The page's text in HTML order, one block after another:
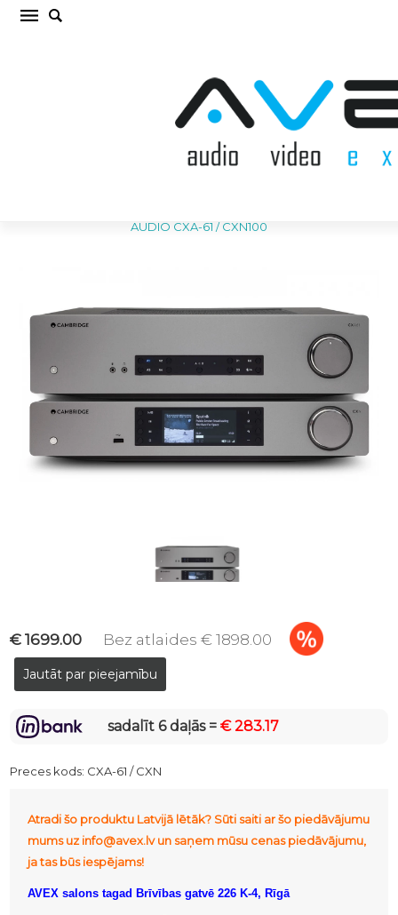
CAMBRIDGE AUDIO CXA-61 / CXN100
AUDIO CXA-61 / CXN100
€ 1699.00 Bez atlaides € 1898.00
sadalīt 6 daļās =€ 283.17
Preces kods: CXA-61 / CXN
Atradi šo produktu Latvijā lētāk? Sūti saiti ar šo piedāvājumu
mums uz info@avex.lv un saņem mūsu cenas piedāvājumu,
ja tas būs iespējams!
AVEX salons tagad Brīvības gatvē 226 K-4, Rīgā